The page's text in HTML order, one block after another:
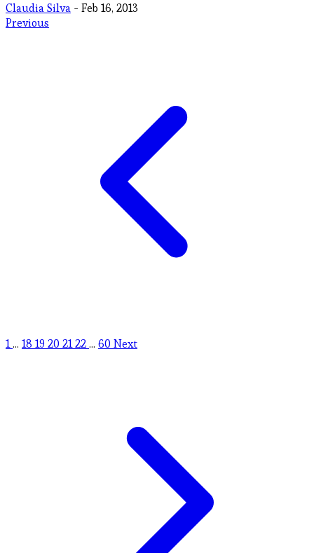
Claudia Silva - Feb 16, 2013
Previous
1... 18 19 20 2122... 60 Next